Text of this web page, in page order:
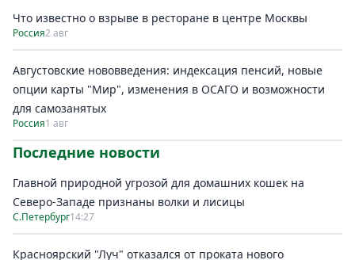
Что известно о взрыве в ресторане в центре Москвы
Россия2 авг
Августовские нововведения: индексация пенсий, новые
опции карты "Мир", изменения в ОСАГО и возможности
для самозанятых
Россия1 авг
Последние новости
Главной природной угрозой для домашних кошек на
Северо-Западе признаны волки и лисицы
С.Петербург14:27
Красноярский "Луч" отказался от проката нового